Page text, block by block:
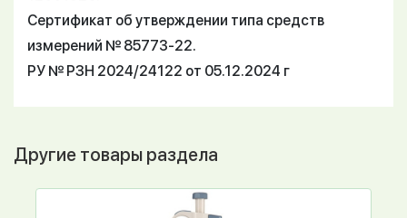
Сертификат об утверждении типа средств
измерений № 85773-22.
РУ № РЗН 2024/24122 от 05.12.2024 г
Другие товары раздела